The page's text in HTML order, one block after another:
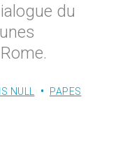
du
NULL PAPES